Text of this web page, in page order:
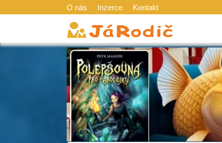
O nás Inzerce Kontakt